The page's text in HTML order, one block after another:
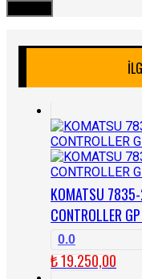
KOMATSU
CONTROLLER
0.0
₺19.250,00